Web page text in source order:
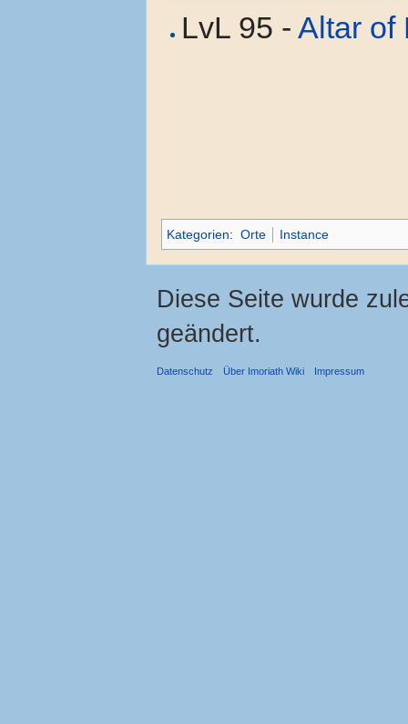
LvL 95 -Altar of
Kategorien: Orte Instance
Diese Seite wurde
geändert.
Datenschutz Über Imoriath Wiki Impressum